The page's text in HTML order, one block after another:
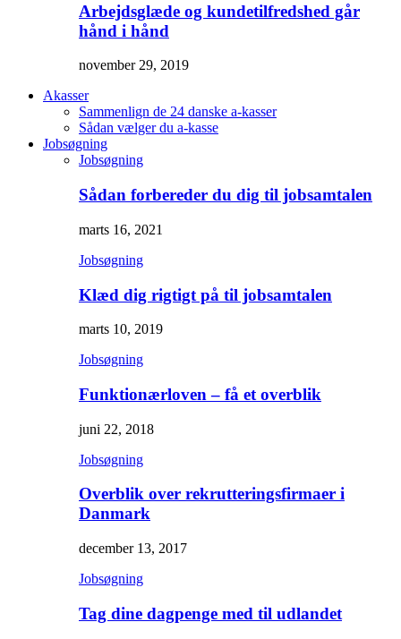
Arbejdsglæde og kundetilfredshed går
hånd i hånd
november 29, 2019
Akasser
Sammenlign de 24 danske a-kasser
Sådan vælger du a-kasse
Jobsøgning
Jobsøgning
Sådan forbereder du dig til jobsamtalen
marts 16, 2021
Jobsøgning
Klæd dig rigtigt på til jobsamtalen
marts 10, 2019
Jobsøgning
Funktionærloven – få et overblik
juni 22, 2018
Jobsøgning
Overblik over rekrutteringsfirmaer i
Danmark
december 13, 2017
Jobsøgning
Tag dine dagpenge med til udlandet